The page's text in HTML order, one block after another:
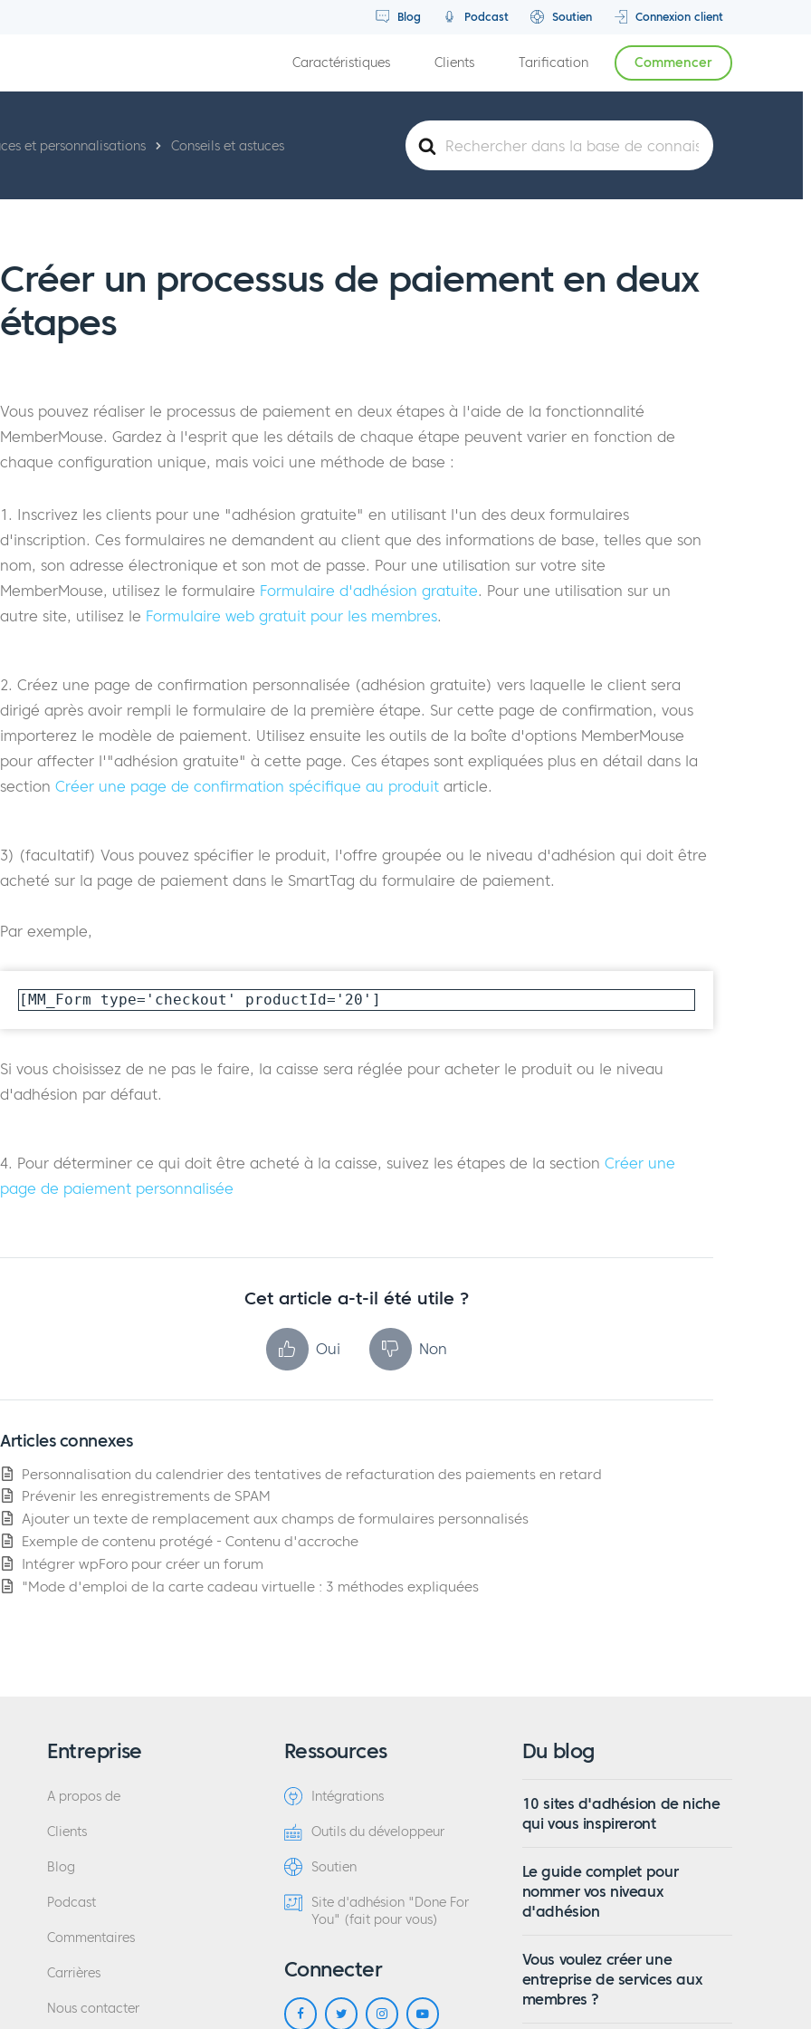
Blog Podcast Soutien Connexion client
Caractéristiques Clients Tarification Commencer
Rechercher
et personnalisations Conseils et astuces
Créer un processus de paiement en deux
étapes
Vous pouvez réaliser le processus de paiement en deux étapes à l'aide de la fonctionnalité
MemberMouse. Gardez à l'esprit que les détails de chaque étape peuvent varier en fonction de
chaque configuration unique, mais voici une méthode de base :
1. Inscrivez les clients pour une "adhésion gratuite" en utilisant l'un des deux formulaires
d'inscription. Ces formulaires ne demandent au client que des informations de base, telles que son
nom, son adresse électronique et son mot de passe. Pour une utilisation sur votre site
MemberMouse, utilisez le formulaire Formulaire d'adhésion gratuite. Pour une utilisation sur un
autre site, utilisez le Formulaire web gratuit pour les membres.
2. Créez une page de confirmation personnalisée (adhésion gratuite) vers laquelle le client sera
dirigé après avoir rempli le formulaire de la première étape. Sur cette page de confirmation, vous
importerez le modèle de paiement. Utilisez ensuite les outils de la boîte d'options MemberMouse
pour affecter l'"adhésion gratuite" à cette page. Ces étapes sont expliquées plus en détail dans la
section Créer une page de confirmation spécifique au produitarticle.
3) (facultatif) Vous pouvez spécifier le produit, l'offre groupée ou le niveau d'adhésion qui doit être
acheté sur la page de paiement dans le SmartTag du formulaire de paiement.
Par exemple,
[MM_Form type='checkout' productId='20']
Si vous choisissez de ne pas le faire, la caisse sera réglée pour acheter le produit ou le niveau
d'adhésion par défaut.
4. Pour déterminer ce qui doit être acheté à la caisse, suivez les étapes de la section Créer une
page de paiement personnalisée
Cet article a-t-il été utile ?
Oui Non
Articles connexes
Personnalisation du calendrier des tentatives de refacturation des paiements en retard
Prévenir les enregistrements de SPAM
Ajouter un texte de remplacement aux champs de formulaires personnalisés
Exemple de contenu protégé - Contenu d'accroche
Intégrer wpForo pour créer un forum
"Mode d'emploi de la carte cadeau virtuelle : 3 méthodes expliquées
Entreprise
A propos de
Clients
Blog
Podcast
Commentaires
Carrières
Nous contacter
Ressources
Intégrations
Outils du développeur
Soutien
Site d'adhésion "Done For
You" (fait pour vous)
Connecter
Du blog
10 sites d'adhésion de niche
qui vous inspireront
Le guide complet pour
nommer vos niveaux
d'adhésion
Vous voulez créer une
entreprise de services aux
membres ?